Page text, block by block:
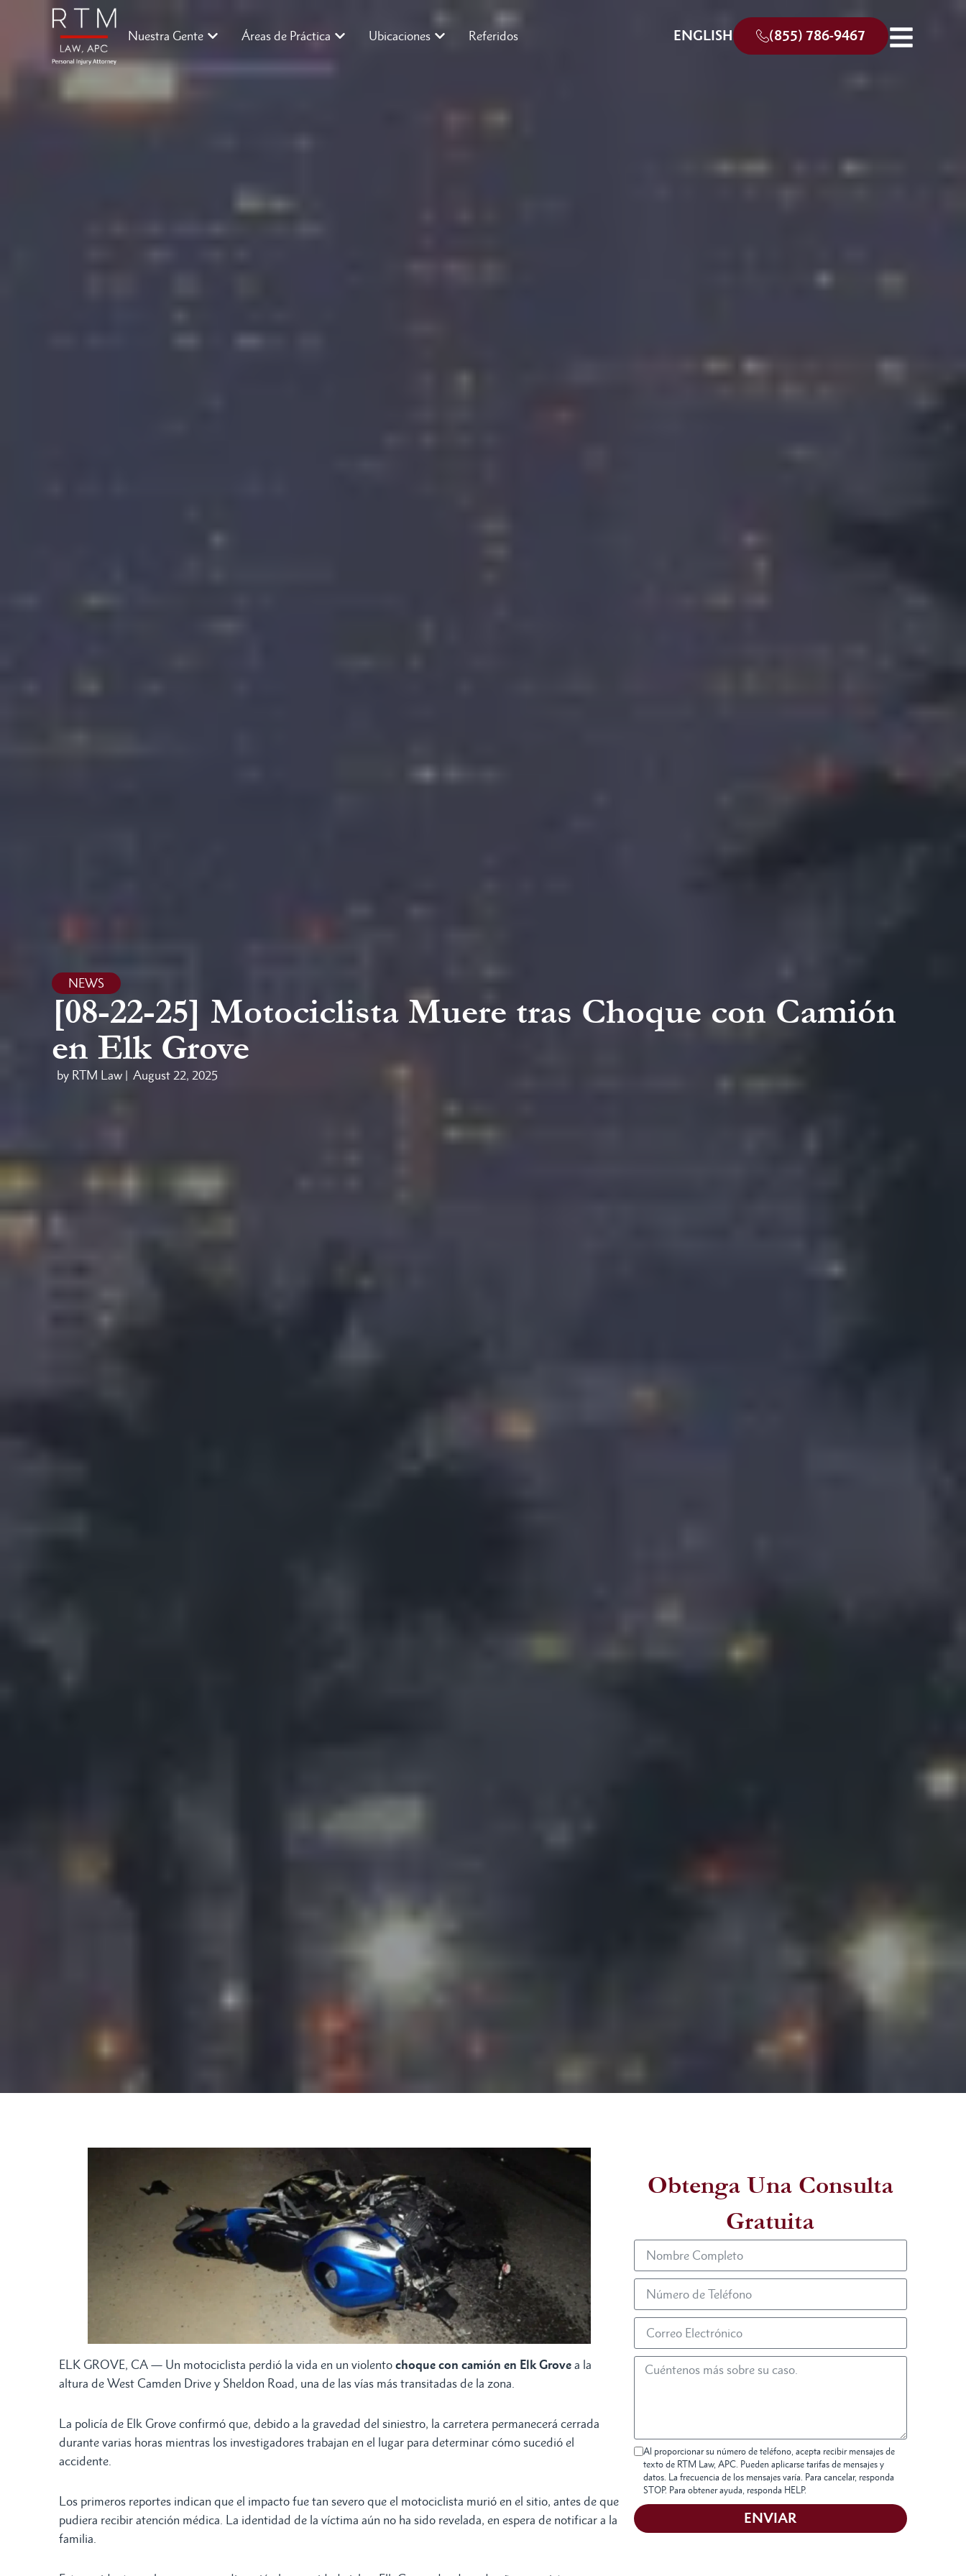
Nuestra Gente Áreas de Práctica Ubicaciones Referidos ENGLISH (855) 786-9467
NEWS
[08-22-25] Motociclista Muere tras Choque con Camión
en Elk Grove
by RTM Law | August 22, 2025
ELK GROVE, CA — Un motociclista perdió la vida en un violento choque con camión en Elk Grove a la
altura de West Camden Drive y Sheldon Road, una de las vías más transitadas de la zona.
La policía de Elk Grove confirmó que, debido a la gravedad del siniestro, la carretera permanecerá cerrada
durante varias horas mientras los investigadores trabajan en el lugar para determinar cómo sucedió el
accidente.
Los primeros reportes indican que el impacto fue tan severo que el motociclista murió en el sitio, antes de que
pudiera recibir atención médica. La identidad de la víctima aún no ha sido revelada, en espera de notificar a la
familia.
Obtenga Una Consulta
Gratuita
Al proporcionar su número de teléfono, acepta recibir mensajes de
texto de RTM Law, APC. Pueden aplicarse tarifas de mensajes y
datos. La frecuencia de los mensajes varía. Para cancelar, responda
STOP. Para obtener ayuda, responda HELP.
ENVIAR